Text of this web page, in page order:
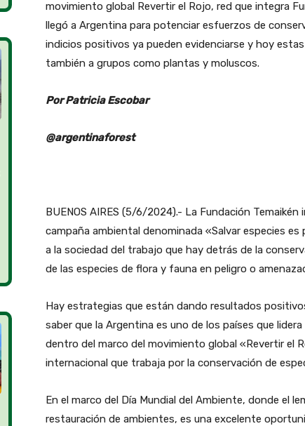
movimiento global Revertir el Rojo, red que integra
llegó a Argentina para potenciar esfuerzos de
indicios positivos ya pueden evidenciarse y hoy
también a grupos como plantas y moluscos.
Por Patricia Escobar
@argentinaforest
BUENOS AIRES (5/6/2024).- La Fundación Temaikén
campaña ambiental denominada «Salvar especies
a la sociedad del trabajo que hay detrás de la
de las especies de flora y fauna en peligro o
Hay estrategias que están dando resultados
saber que la Argentina es uno de los países que
dentro del marco del movimiento global «Revertir el
internacional que trabaja por la conservación de
En el marco del Día Mundial del Ambiente, donde el
restauración de ambientes, es una excelente